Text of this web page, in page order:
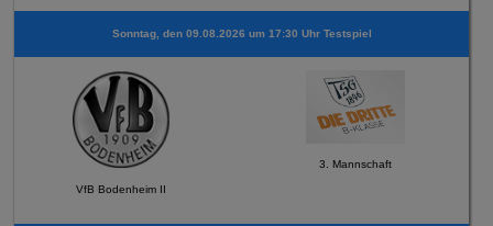
Sonntag, den 09.08.2026 um 17:30 Uhr Testspiel
VfB Bodenheim II
3. Mannschaft